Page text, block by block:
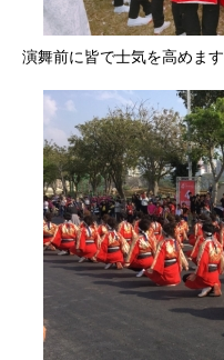
演舞前に皆で士気を高めます